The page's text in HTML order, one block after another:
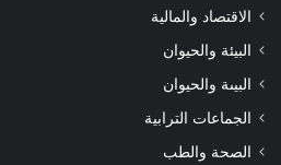
الاقتصاد والمالية
البيئة والحيوان
البيىة والحيوان
الجماعات الترابية
الصحة والطب